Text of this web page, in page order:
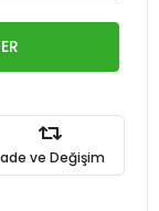
ve Değişim